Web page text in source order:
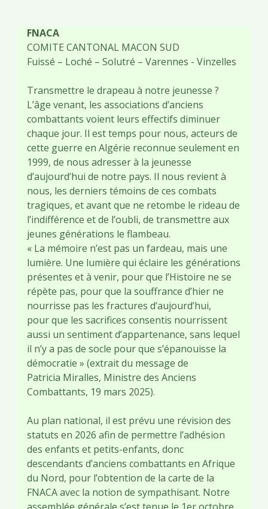
FNACA
COMITE CANTONAL MACON SUD
Fuissé – Loché – Solutré – Varennes - Vinzelles
Transmettre le drapeau à notre jeunesse ?
L’âge venant, les associations d’anciens
combattants voient leurs effectifs diminuer
chaque jour. Il est temps pour nous, acteurs de
cette guerre en Algérie reconnue seulement en
1999, de nous adresser à la jeunesse
d’aujourd’hui de notre pays. Il nous revient à
nous, les derniers témoins de ces combats
tragiques, et avant que ne retombe le rideau de
l’indifférence et de l’oubli, de transmettre aux
jeunes générations le flambeau.
« La mémoire n’est pas un fardeau, mais une
lumière. Une lumière qui éclaire les générations
présentes et à venir, pour que l’Histoire ne se
répète pas, pour que la souffrance d’hier ne
nourrisse pas les fractures d’aujourd’hui,
pour que les sacrifices consentis nourrissent
aussi un sentiment d’appartenance, sans lequel
il n’y a pas de socle pour que s’épanouisse la
démocratie » (extrait du message de
Patricia Miralles, Ministre des Anciens
Combattants, 19 mars 2025).
Au plan national, il est prévu une révision des
statuts en 2026 afin de permettre l’adhésion
des enfants et petits-enfants, donc
descendants d’anciens combattants en Afrique
du Nord, pour l’obtention de la carte de la
FNACA avec la notion de sympathisant. Notre